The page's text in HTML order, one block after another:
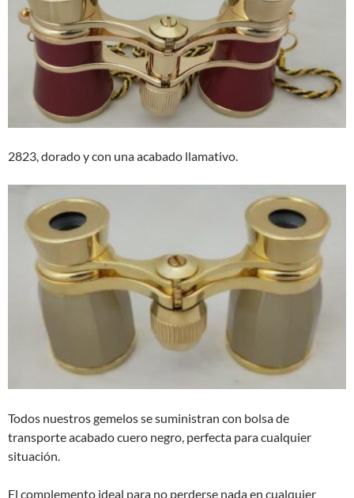
2823, dorado y con una acabado llamativo.
Todos nuestros gemelos se suministran con bolsa de
transporte acabado cuero negro, perfecta para cualquier
situación.
El complemento ideal para no perderse nada en cualquier